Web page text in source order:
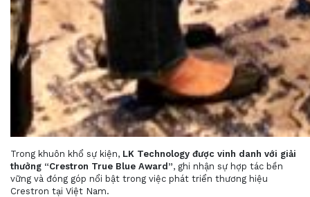
Trong khuôn khổ sự kiện, LK Technology được vinh danh với giải
thưởng “Crestron True Blue Award”, ghi nhận sự hợp tác bền
vững và đóng góp nổi bật trong việc phát triển thương hiệu
Crestron tại Việt Nam.